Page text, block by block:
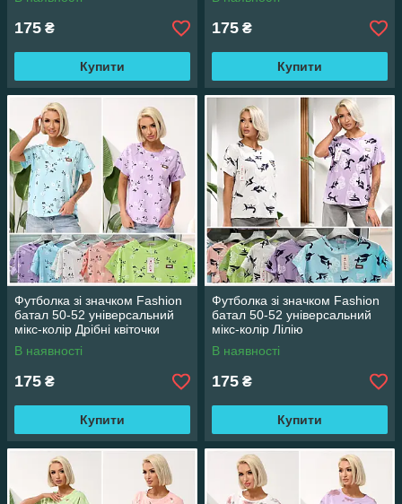
175 ₴
Купити
175 ₴
Купити
Футболка зі значком Fashion
батал 50-52 універсальний
мікс-колір Дрібні квіточки
В наявності
175 ₴
Купити
Футболка зі значком Fashion
батал 50-52 універсальний
мікс-колір Лілію
В наявності
175 ₴
Купити